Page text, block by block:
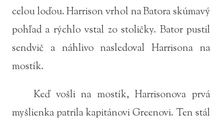
celou loďou. Harrison vrhol na Batora skúmavý
pohľad a rýchlo vstal zo stoličky. Bator pustil
sendvič a náhlivo nasledoval Harrisona na
mostík.
Keď vošli na mostík, Harrisonova prvá
myšlienka patrila kapitánovi Greenovi. Ten stál